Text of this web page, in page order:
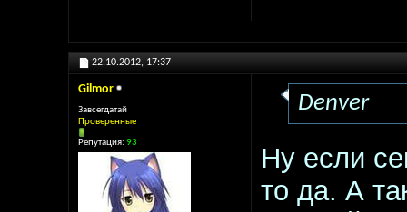
22.10.2012, 17:37
Gilmor
Завсегдатай
Проверенные
Репутация: 93
Denver
Ну если
то да. А